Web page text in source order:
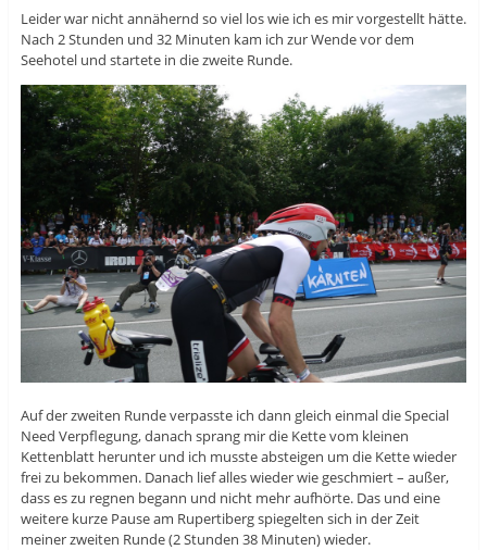
Leider war nicht annähernd so viel los wie ich es mir vorgestellt hätte.
Nach 2 Stunden und 32 Minuten kam ich zur Wende vor dem
Seehotel und startete in die zweite Runde.
Auf der zweiten Runde verpasste ich dann gleich einmal die Special
Need Verpflegung, danach sprang mir die Kette vom kleinen
Kettenblatt herunter und ich musste absteigen um die Kette wieder
frei zu bekommen. Danach lief alles wieder wie geschmiert – außer,
dass es zu regnen begann und nicht mehr aufhörte. Das und eine
weitere kurze Pause am Rupertiberg spiegelten sich in der Zeit
meiner zweiten Runde (2 Stunden 38 Minuten) wieder.